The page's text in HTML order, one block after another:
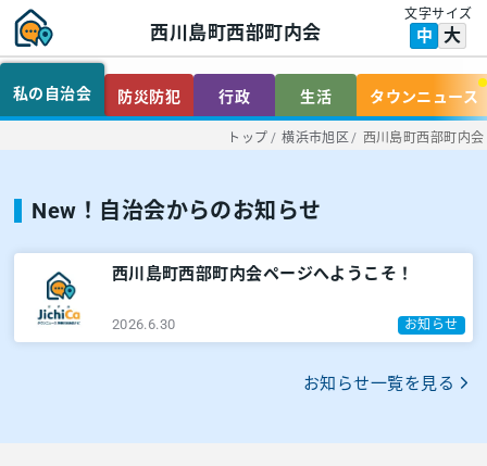
西川島町西部町内会
文字サイズ
中 大
私の自治会 防災防犯 行政 生活 タウンニュース
トップ / 横浜市旭区 / 西川島町西部町内会
New！自治会からのお知らせ
西川島町西部町内会ページへようこそ！
2026.6.30 お知らせ
お知らせ一覧を見る